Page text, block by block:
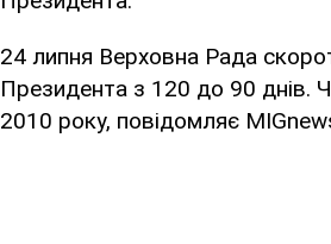
24 липня Верховна Рада
Президента з 120 до 90 днів.
2010 року, повідомляє